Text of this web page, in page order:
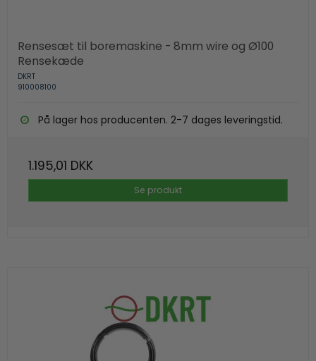
Rensesæt til boremaskine - 8mm wire og Ø100
Rensekæde
DKRT
910008100
På lager hos producenten. 2-7 dages leveringstid.
1.195,01 DKK
Se produkt